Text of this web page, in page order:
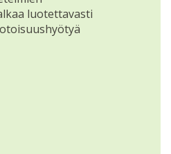
luotettavasti